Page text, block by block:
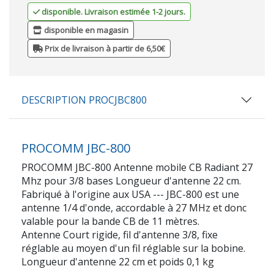
disponible. Livraison estimée 1-2 jours.
disponible en magasin
Prix de livraison à partir de 6,50€
DESCRIPTION PROCJBC800
PROCOMM JBC-800
PROCOMM JBC-800 Antenne mobile CB Radiant 27
Mhz pour 3/8 bases Longueur d'antenne 22 cm.
Fabriqué à l'origine aux USA --- JBC-800 est une
antenne 1/4 d'onde, accordable à 27 MHz et donc
valable pour la bande CB de 11 mètres.
Antenne Court rigide, fil d'antenne 3/8, fixe
réglable au moyen d'un fil réglable sur la bobine.
Longueur d'antenne 22 cm et poids 0,1 kg